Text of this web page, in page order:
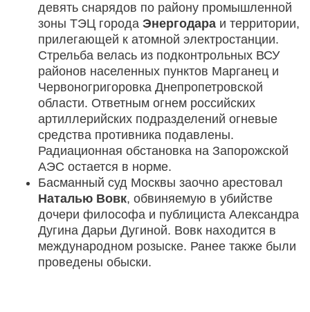
девять снарядов по району промышленной
зоны ТЭЦ города Энергодара и территории,
прилегающей к атомной электростанции.
Стрельба велась из подконтрольных ВСУ
районов населенных пунктов Марганец и
Червоногригоровка Днепропетровской
области. Ответным огнем российских
артиллерийских подразделений огневые
средства противника подавлены.
Радиационная обстановка на Запорожской
АЭС остается в норме.
Басманный суд Москвы заочно арестовал
Наталью Вовк, обвиняемую в убийстве
дочери философа и публициста Александра
Дугина Дарьи Дугиной. Вовк находится в
международном розыске. Ранее также были
проведены обыски.